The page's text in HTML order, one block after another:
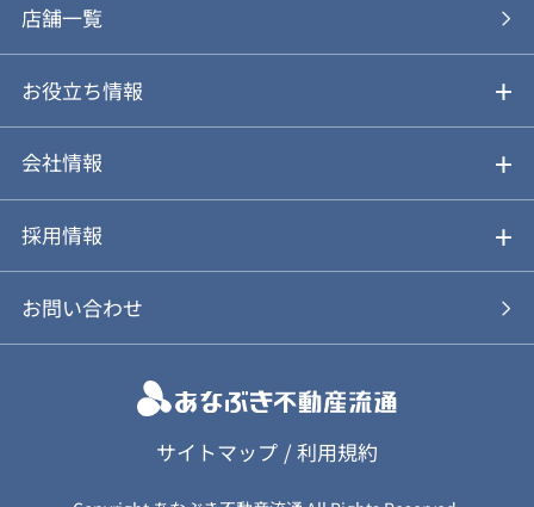
あなぶきの買取
仲介と買取のメリット・デメリット
動画やパンフレットで見る
購入の流れ
購入前も後も安心サポート
お気に入り
店舗一覧
お役立ち情報
不動産Q&A
アルファジャーナル
会社情報
会社概要
スタッフ紹介
個人情報保護方針
カスタマーハラスメント基本方針
採用情報
新卒採用について
キャリア採用について
お問い合わせ
サイトマップ /利用規約